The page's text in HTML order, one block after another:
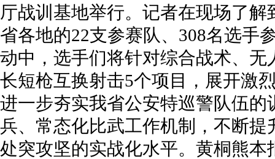
厅战训基地举行。记者在现场了
省各地的22支参赛队、308名选手
动中，选手们将针对综合战术、
长短枪互换射击5个项目，展开激
进一步夯实我省公安特巡警队伍
兵、常态化比武工作机制，不断
处突攻坚的实战化水平。黄桐熊本